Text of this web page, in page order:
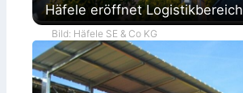
Häfele eröffnet Logistikbereich
Bild: Häfele SE & Co KG